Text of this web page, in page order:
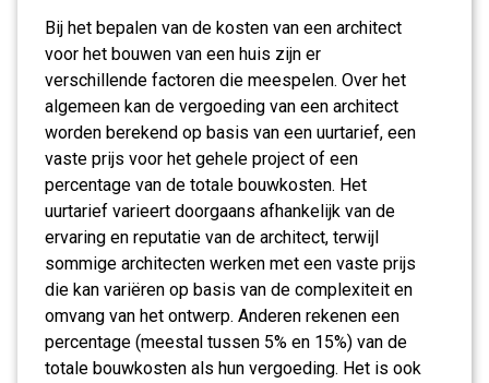
Bij het bepalen van de kosten van een architect
voor het bouwen van een huis zijn er
verschillende factoren die meespelen. Over het
algemeen kan de vergoeding van een architect
worden berekend op basis van een uurtarief, een
vaste prijs voor het gehele project of een
percentage van de totale bouwkosten. Het
uurtarief varieert doorgaans afhankelijk van de
ervaring en reputatie van de architect, terwijl
sommige architecten werken met een vaste prijs
die kan variëren op basis van de complexiteit en
omvang van het ontwerp. Anderen rekenen een
percentage (meestal tussen 5% en 15%) van de
totale bouwkosten als hun vergoeding. Het is ook